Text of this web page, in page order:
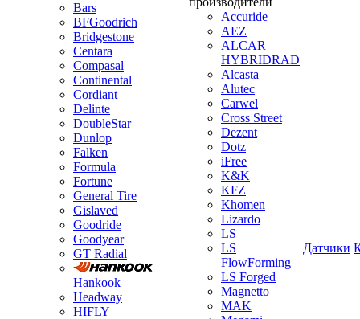
Bars
BFGoodrich
Bridgestone
Centara
Compasal
Continental
Cordiant
Delinte
DoubleStar
Dunlop
Falken
Formula
Fortune
General Tire
Gislaved
Goodride
Goodyear
GT Radial
Hankook
Headway
HIFLY
Accuride
AEZ
ALCAR
HYBRIDRAD
Alcasta
Alutec
Carwel
Cross Street
Dezent
Dotz
iFree
K&K
KFZ
Khomen
Lizardo
LS
LS
FlowForming
LS Forged
Magnetto
MAK
Датчики